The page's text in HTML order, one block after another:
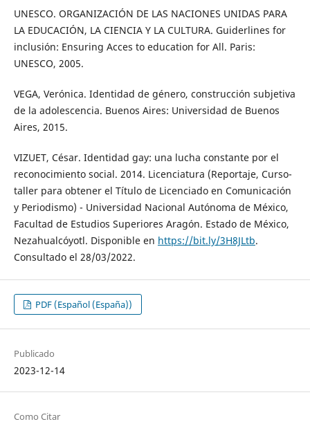
UNESCO. ORGANIZACIÓN DE LAS NACIONES UNIDAS PARA
LA EDUCACIÓN, LA CIENCIA Y LA CULTURA. Guiderlines for
inclusión: Ensuring Acces to education for All. Paris:
UNESCO, 2005.
VEGA, Verónica. Identidad de género, construcción subjetiva
de la adolescencia. Buenos Aires: Universidad de Buenos
Aires, 2015.
VIZUET, César. Identidad gay: una lucha constante por el
reconocimiento social. 2014. Licenciatura (Reportaje, Curso-
taller para obtener el Título de Licenciado en Comunicación
y Periodismo) - Universidad Nacional Autónoma de México,
Facultad de Estudios Superiores Aragón. Estado de México,
Nezahualcóyotl. Disponible en https://bit.ly/3H8JLtb.
Consultado el 28/03/2022.
PDF (Español (España))
Publicado
2023-12-14
Como Citar